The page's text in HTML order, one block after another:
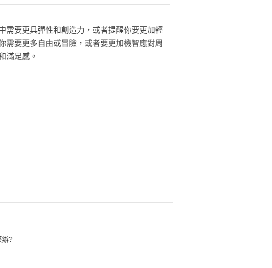
需要更具彈性和創造力，或者提醒你要更加輕
需要更多自由或冒險，或者要更加機智應對周
滿足感。
辦?